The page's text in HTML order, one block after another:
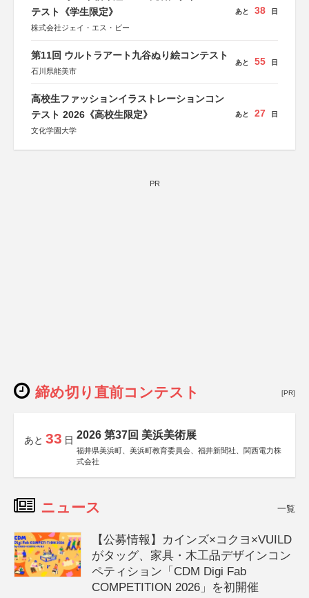
テスト《学生限定》
株式会社ジェイ・エス・ビー
あと 38 日
第11回 ウルトラアート九谷ぬり絵コンテスト
石川県能美市
あと 55 日
高校生ファッションイラストレーションコン
テスト 2026《高校生限定》
文化学園大学
あと 27 日
PR
締め切り直前コンテスト [PR]
あと 33 日 2026 第37回 美浜美術展
福井県美浜町、美浜町教育委員会、福井新聞社、関西電力株
式会社
ニュース 一覧
【公募情報】カインズ×コクヨ×VUILD
がタッグ、家具・木工品デザインコン
ペティション「CDM Digi Fab
COMPETITION 2026」を初開催